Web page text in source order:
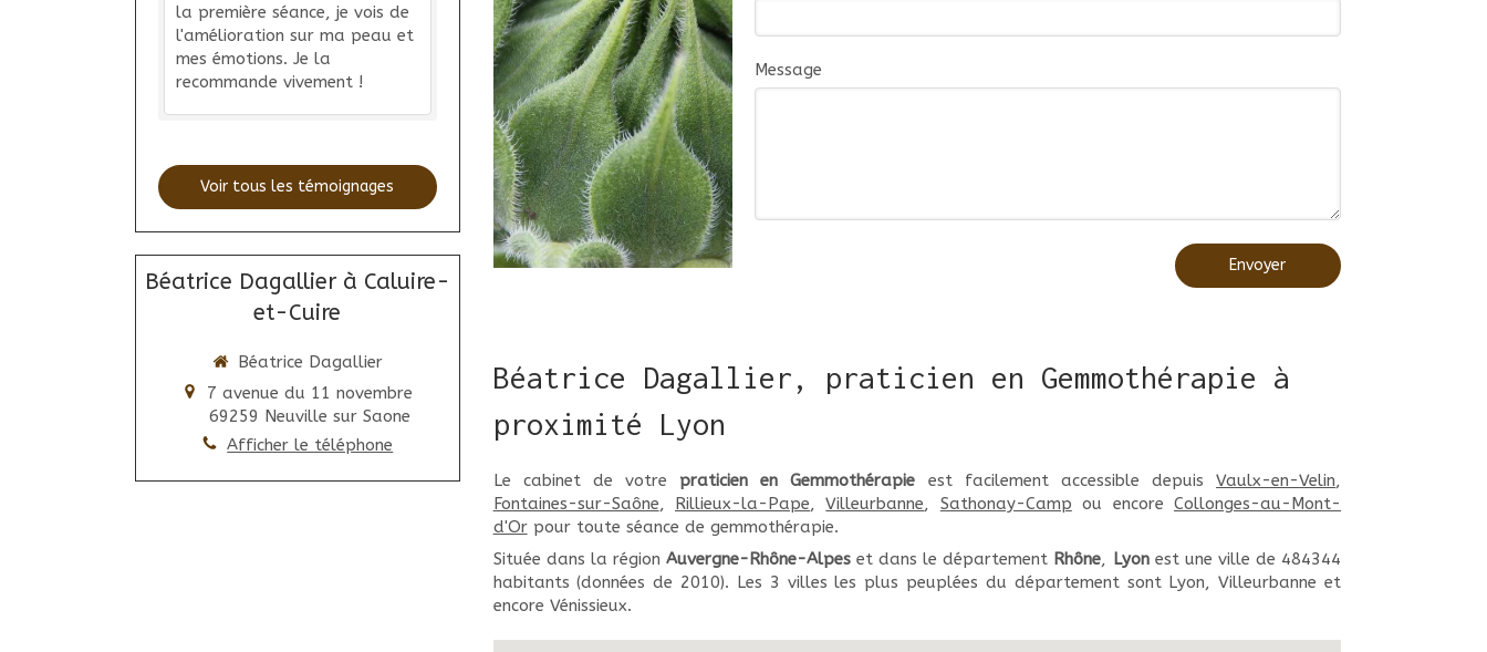
Message
Envoyer
Béatrice Dagallier, praticien en Gemmothérapie à
proximité Lyon
Le cabinet de votre praticien en Gemmothérapie est facilement accessible depuisVaulx-en-Velin,
Fontaines-sur-Saône, Rillieux-la-Pape,Villeurbanne, Sathonay-Camp ou encoreCollonges-au-Mont-
d'Orpour toute séance de gemmothérapie.
Située dans la région Auvergne-Rhône-Alpeset dans le département Rhône, Lyonest une ville de 484344
habitants (données de 2010). Les 3 villes les plus peuplées du département sont Lyon, Villeurbanne et
encore Vénissieux.
la première séance, je vois de
l'amélioration sur ma peau et
mes émotions. Je la
recommande vivement !
Voir tous les témoignages
Béatrice Dagallier à Caluire-
et-Cuire
Béatrice Dagallier
7 avenue du 11 novembre
69259 Neuville sur Saone
Afficher le téléphone